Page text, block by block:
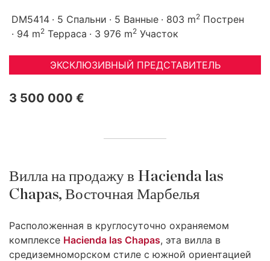
DM5414 5 Спальни 5 Ванные 803 m2 Пострен
94 m2 Терраса 3 976 m2 Участок
ЭКСКЛЮЗИВНЫЙ ПРЕДСТАВИТЕЛЬ
3 500 000 €
Вилла на продажу в Hacienda las
Chapas, Восточная Марбелья
Расположенная в круглосуточно охраняемом
комплексе Hacienda las Chapas, эта вилла в
средиземноморском стиле с южной ориентацией